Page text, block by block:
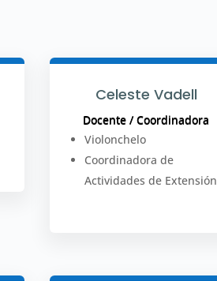
Celeste Vadell
Docente / Coordinadora
Violonchelo
Coordinadora de
Actividades de Extensión